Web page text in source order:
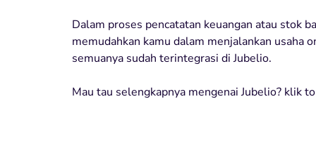
Dalam proses pencatatan keuangan atau stok
memudahkan kamu dalam menjalankan usaha
semuanya sudah terintegrasi di Jubelio.
Mau tau selengkapnya mengenai Jubelio? klik